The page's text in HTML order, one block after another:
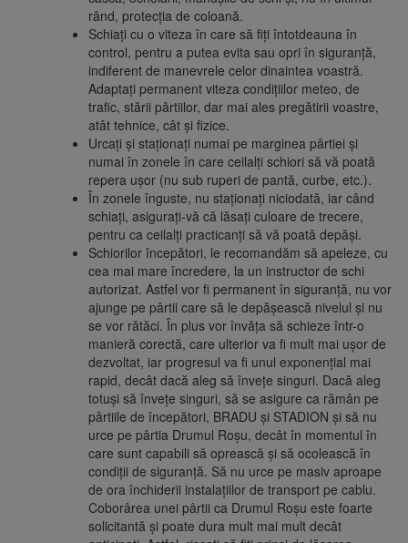
rând, protecția de coloană.
Schiați cu o viteza în care să fiți întotdeauna în
control, pentru a putea evita sau opri în siguranță,
indiferent de manevrele celor dinaintea voastră.
Adaptați permanent viteza condițiilor meteo, de
trafic, stării pârtiilor, dar mai ales pregătirii voastre,
atât tehnice, cât și fizice.
Urcați și staționați numai pe marginea pârtiei și
numai în zonele în care ceilalți schiori să vă poată
repera ușor (nu sub ruperi de pantă, curbe, etc.).
În zonele înguste, nu staționați niciodată, iar când
schiați, asigurați-vă că lăsați culoare de trecere,
pentru ca ceilalți practicanți să vă poată depăși.
Schiorilor începători, le recomandăm să apeleze, cu
cea mai mare încredere, la un instructor de schi
autorizat. Astfel vor fi permanent în siguranță, nu vor
ajunge pe pârtii care să le depășească nivelul și nu
se vor rătăci. În plus vor învăța să schieze într-o
manieră corectă, care ulterior va fi mult mai ușor de
dezvoltat, iar progresul va fi unul exponențial mai
rapid, decât dacă aleg să învețe singuri. Dacă aleg
totuși să învețe singuri, să se asigure ca rămân pe
pârtiile de începători, BRADU și STADION și să nu
urce pe pârtia Drumul Roșu, decât în momentul în
care sunt capabili să oprească și să ocolească în
condiții de siguranță. Să nu urce pe masiv aproape
de ora închiderii instalațiilor de transport pe cablu.
Coborârea unei pârtii ca Drumul Roșu este foarte
solicitantă și poate dura mult mai mult decât